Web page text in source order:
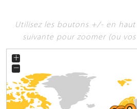
Utilisez les boutons +/- en
suivante pour zoomer (ou
+
−